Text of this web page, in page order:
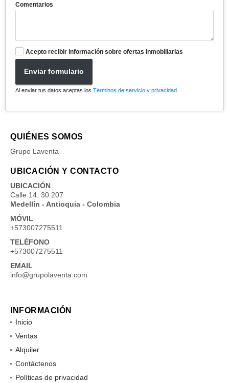
Comentarios
Acepto recibir información sobre ofertas inmobiliarias
Enviar formulario
Al enviar tus datos aceptas los Términos de servicio y privacidad
QUIÉNES SOMOS
Grupo Laventa
UBICACIÓN Y CONTACTO
UBICACIÓN
Calle 14. 30 207
Medellín - Antioquia - Colombia
MÓVIL
+573007275511
TELÉFONO
+573007275511
EMAIL
info@grupolaventa.com
INFORMACIÓN
Inicio
Ventas
Alquiler
Contáctenos
Políticas de privacidad